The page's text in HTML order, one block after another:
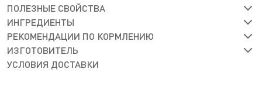
ПОЛЕЗНЫЕ СВОЙСТВА
ИНГРЕДИЕНТЫ
РЕКОМЕНДАЦИИ ПО КОРМЛЕНИЮ
ИЗГОТОВИТЕЛЬ
УСЛОВИЯ ДОСТАВКИ